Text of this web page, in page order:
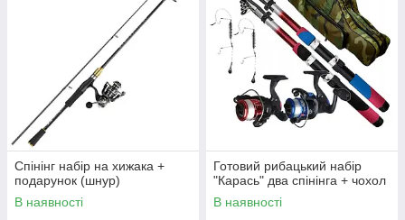
Спінінг набір на хижака +
подарунок (шнур)
В наявності
Готовий рибацький набір
"Карась" два спінінга + чохол
В наявності